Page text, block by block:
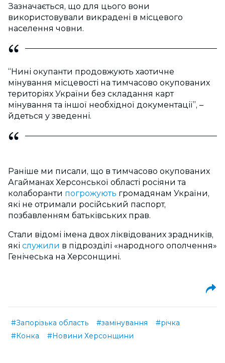
Зазначається, що для цього вони
використовували викрадені в місцевого
населення човни.
“Нині окупанти продовжують хаотичне
мінування місцевості на тимчасово окупованих
територіях України без складання карт
мінування та іншої необхідної документації”, –
йдеться у зведенні.
Раніше ми писали, що в тимчасово окупованих
Агайманах Херсонської області росіяни та
колаборанти погрожують громадянам України,
які не отримали російський паспорт,
позбавленням батьківських прав.
Стали відомі імена двох ліквідованих зрадників,
які служили в підрозділі «народного ополчення»
Генічеська на Херсонщині.
#Запорізька область #замінування
#річка
#Конка
#Новини Херсонщини